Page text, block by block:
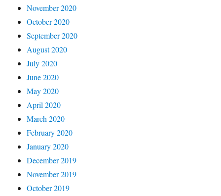
November 2020
October 2020
September 2020
August 2020
July 2020
June 2020
May 2020
April 2020
March 2020
February 2020
January 2020
December 2019
November 2019
October 2019